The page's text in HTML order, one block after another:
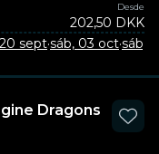
Desde
202,50 DKK
sept·sáb, 03 oct·sáb,
Dragons